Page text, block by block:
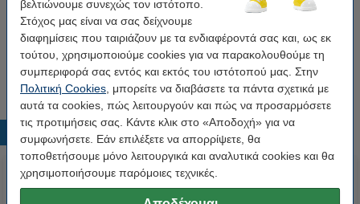
βελτιώνουμε συνεχώς τον ιστότοπο.
Στόχος μας είναι να σας δείχνουμε
διαφημίσεις που ταιριάζουν με τα ενδιαφέροντά σας και, ως εκ
τούτου, χρησιμοποιούμε cookies για να παρακολουθούμε τη
συμπεριφορά σας εντός και εκτός του ιστότοπού μας. Στην
Πολιτική Cookies , μπορείτε να διαβάσετε τα πάντα σχετικά με
αυτά τα cookies, πώς λειτουργούν και πώς να προσαρμόσετε
τις προτιμήσεις σας. Κάντε κλικ στο «Αποδοχή» για να
συμφωνήσετε. Εάν επιλέξετε να απορρίψετε, θα
τοποθετήσουμε μόνο λειτουργικά και αναλυτικά cookies και θα
χρησιμοποιήσουμε παρόμοιες τεχνικές.
(123ink)
10,50 €
Tip
Προτίμησε το συμβατό μελάνι της 123ink αντί για το original!
Δημοφιλή προϊόντα